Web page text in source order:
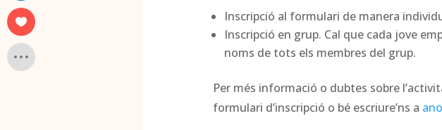
Inscripció al formulari de manera
Inscripció en grup. Cal que cada jove
noms de tots els membres del grup.
Per més informació o dubtes sobre
formulari d’inscripció o bé escriure’ns a